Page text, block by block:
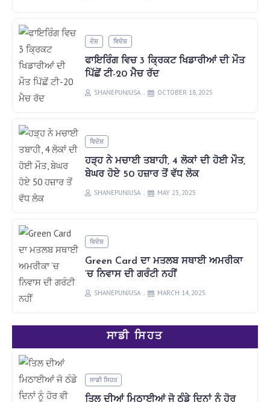
ਦੇਸ਼ ਵਿਦੇਸ਼
ਫਾਇਰਿੰਗ ਵਿਚ 3 ਕ੍ਰਿਕਟ ਖਿਡਾਰੀਆਂ ਦੀ ਮੌਤ
ਪਿੱਛੋਂ ਟੀ-20 ਮੈਚ ਰੱਦ
SHANEPUNJUSA OCTOBER 18, 2025
ਵਿਦੇਸ਼
ਹੜ੍ਹ ਨੇ ਮਚਾਈ ਤਬਾਹੀ, 4 ਲੋਕਾਂ ਦੀ ਹੋਈ ਮੌਤ,
ਬੇਘਰ ਹੋਏ 50 ਹਜ਼ਾਰ ਤੋਂ ਵੱਧ ਲੋਕ
SHANEPUNJUSA MAY 23, 2025
ਵਿਦੇਸ਼
Green Card ਦਾ ਮਤਲਬ ਸਥਾਈ ਅਮਰੀਕਾ
‘ਚ ਨਿਵਾਸ ਦੀ ਗਰੰਟੀ ਨਹੀਂ
SHANEPUNJUSA MARCH 14, 2025
ਸਾਡੀ ਸਿਹਤ
ਸਾਡੀ ਸਿਹਤ
ਤਿਲ ਦੀਆਂ ਮਿਠਾਈਆਂ ਜੋ ਠੰਡੇ ਦਿਨਾਂ ਨੂੰ ਹੋਰ